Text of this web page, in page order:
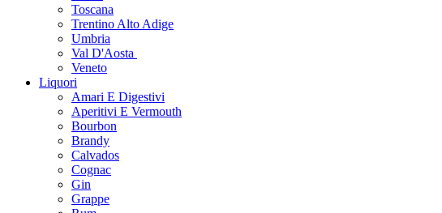
Toscana
Trentino Alto Adige
Umbria
Val D'Aosta
Veneto
Liquori
Amari E Digestivi
Aperitivi E Vermouth
Bourbon
Brandy
Calvados
Cognac
Gin
Grappe